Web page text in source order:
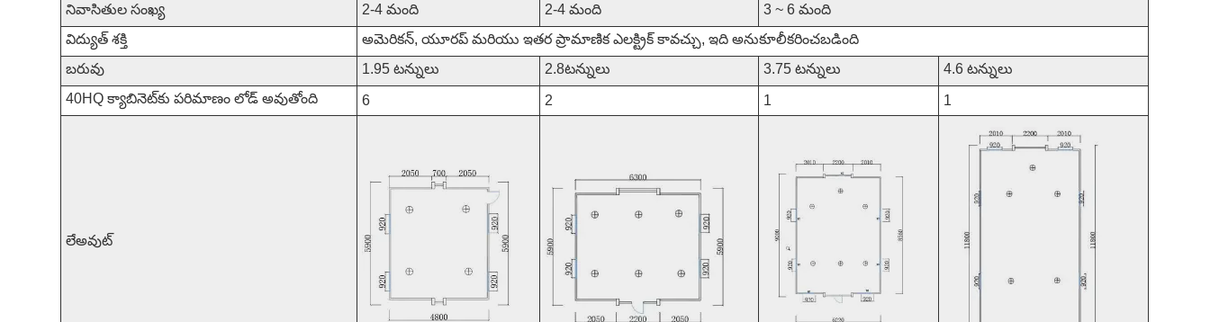
నివాసితుల సంఖ్య
2-4 మంది 2-4 మంది
3 ~ 6 మంది
విద్యుత్ శక్తి
అమెరికన్, యూరప్ మరియు ఇతర ప్రామాణిక ఎలక్ట్రిక్ కావచ్చు, ఇది అనుకూలీకరించబడింది
బరువు
1.95 టన్నులు 2.8టన్నులు 3.75 టన్నులు
4.6 టన్నులు
40HQ క్యాబినెట్‌కు పరిమాణం లోడ్ అవుతోంది
6 2 1 1
లేఅవుట్